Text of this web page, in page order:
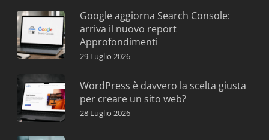
Google aggiorna Search Console:
arriva il nuovo report
Approfondimenti
29 Luglio 2026
WordPress è davvero la scelta giusta
per creare un sito web?
28 Luglio 2026